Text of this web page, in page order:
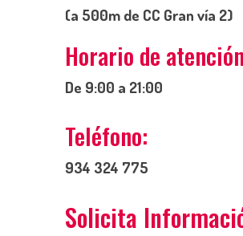
(a 500m de CC Gran vía 2)
Horario de
De 9:00 a 21:00
Teléfono:
934 324 775
Solicita